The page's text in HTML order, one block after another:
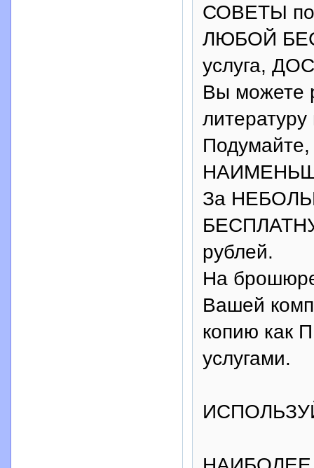
СОВЕТЫ по
ЛЮБОЙ
услуга,
Вы можете
За
рублей.
На
Вашей
копию
услугами.